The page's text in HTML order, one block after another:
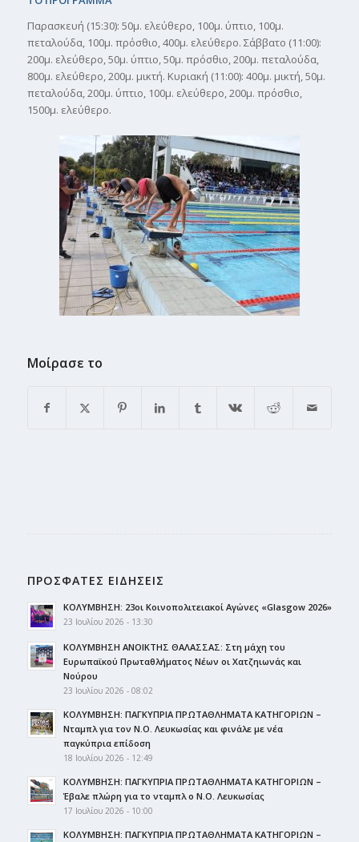
Παρασκευή (15:30): 50μ. ελεύθερο, 100μ. ύπτιο, 100μ.
πεταλούδα, 100μ. πρόσθιο, 400μ. ελεύθερο. Σάββατο (11:00):
200μ. ελεύθερο, 50μ. ύπτιο, 50μ. πρόσθιο, 200μ. πεταλούδα,
800μ. ελεύθερο, 200μ. μικτή. Κυριακή (11:00): 400μ. μικτή, 50μ.
πεταλούδα, 200μ. ύπτιο, 100μ. ελεύθερο, 200μ. πρόσθιο,
1500μ. ελεύθερο.
Μοίρασε το
ΠΡΟΣΦΑΤΕΣ ΕΙΔΗΣΕΙΣ
ΚΟΛΥΜΒΗΣΗ: 23οι Κοινοπολιτειακοί Αγώνες «Glasgow 2026»
23 Ιουλίου 2026 - 13:30
ΚΟΛΥΜΒΗΣΗ ΑΝΟΙΚΤΗΣ ΘΑΛΑΣΣΑΣ: Στη μάχη του
Ευρωπαϊκού Πρωταθλήματος Νέων οι Χατζηιωνάς και
Νούρου
23 Ιουλίου 2026 - 08:02
ΚΟΛΥΜΒΗΣΗ: ΠΑΓΚΥΠΡΙΑ ΠΡΩΤΑΘΛΗΜΑΤΑ ΚΑΤΗΓΟΡΙΩΝ –
Νταμπλ για τον Ν.Ο. Λευκωσίας και φινάλε με νέα
παγκύπρια επίδοση
18 Ιουλίου 2026 - 12:49
ΚΟΛΥΜΒΗΣΗ: ΠΑΓΚΥΠΡΙΑ ΠΡΩΤΑΘΛΗΜΑΤΑ ΚΑΤΗΓΟΡΙΩΝ –
Έβαλε πλώρη για το νταμπλ ο Ν.Ο. Λευκωσίας
17 Ιουλίου 2026 - 10:00
ΚΟΛΥΜΒΗΣΗ: ΠΑΓΚΥΠΡΙΑ ΠΡΩΤΑΘΛΗΜΑΤΑ ΚΑΤΗΓΟΡΙΩΝ –